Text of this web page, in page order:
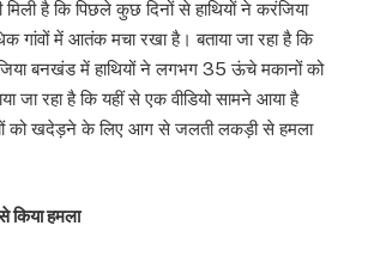
है कि पिछले कुछ दिनों से हाथियों ने करंजिया
में आतंक मचा रखा है। बताया जा रहा है कि
बनखंड में हाथियों ने लगभग 35 ऊंचे मकानों को
जा रहा है कि यहीं से एक वीडियो सामने आया है
को खदेड़ने के लिए आग से जलती लकड़ी से हमला
किया हमला